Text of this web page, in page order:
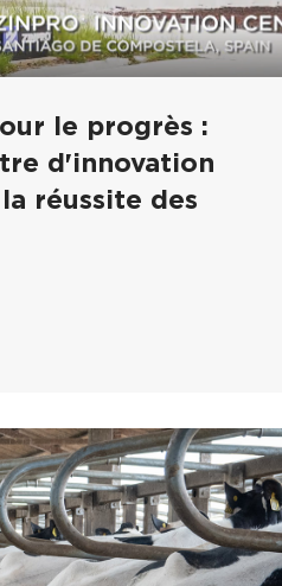
le progrès :
d'innovation
réussite des